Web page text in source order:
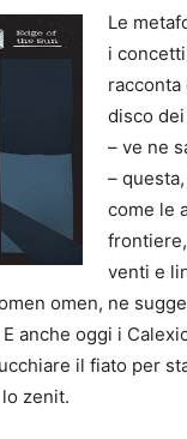
Le
i
racconta
disco
– ve ne
–
come le
venti e
omen, ne
anche oggi i
il fiato per
zenit.